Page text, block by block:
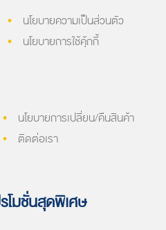
นโยบายความเป็นส่วนตัว
นโยบายการใช้คุ้กกี้
นโยบายการเปลี่ยน/คืนสินค้า
ติดต่อเรา
โมชั่นสุดพิเศษ